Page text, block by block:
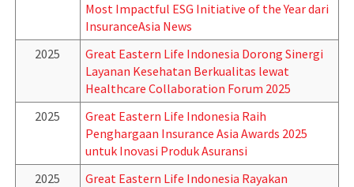
Most Impactful ESG Initiative of the Year dari
InsuranceAsia News
2025
Great Eastern Life Indonesia Dorong Sinergi
Layanan Kesehatan Berkualitas lewat
Healthcare Collaboration Forum 2025
2025
Great Eastern Life Indonesia Raih
Penghargaan Insurance Asia Awards 2025
untuk Inovasi Produk Asuransi
2025
Great Eastern Life Indonesia Rayakan